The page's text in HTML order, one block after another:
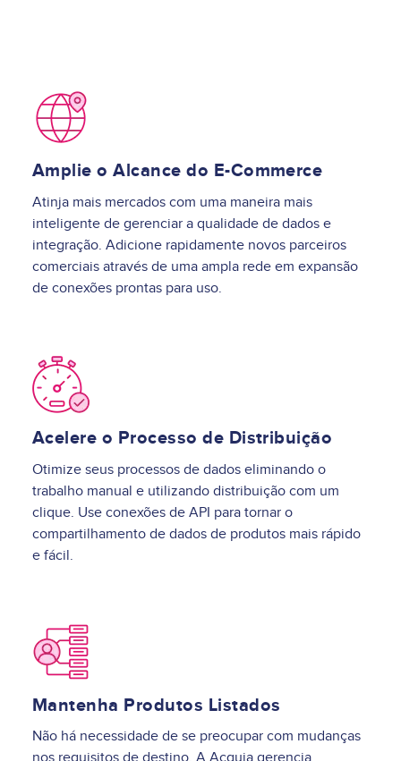
Image
Amplie o Alcance do E-Commerce
Atinja mais mercados com uma maneira mais
inteligente de gerenciar a qualidade de dados e
integração. Adicione rapidamente novos parceiros
comerciais através de uma ampla rede em expansão
de conexões prontas para uso.
Image
Acelere o Processo de Distribuição
Otimize seus processos de dados eliminando o
trabalho manual e utilizando distribuição com um
clique. Use conexões de API para tornar o
compartilhamento de dados de produtos mais rápido
e fácil.
Image
Mantenha Produtos Listados
Não há necessidade de se preocupar com mudanças